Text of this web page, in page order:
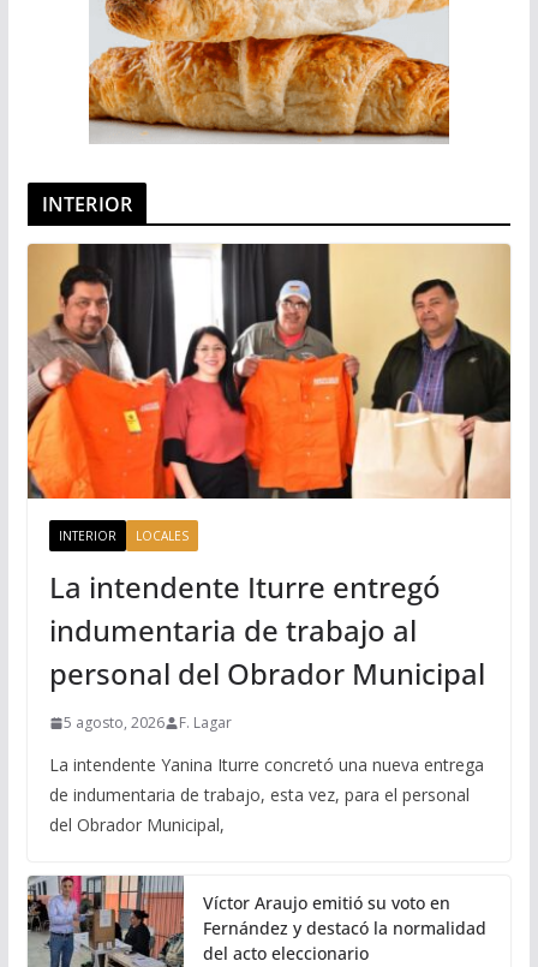
INTERIOR
INTERIOR LOCALES
La intendente Iturre entregó
indumentaria de trabajo al
personal del Obrador Municipal
5 agosto, 2026 F. Lagar
La intendente Yanina Iturre concretó una nueva entrega
de indumentaria de trabajo, esta vez, para el personal
del Obrador Municipal,
Víctor Araujo emitió su voto en
Fernández y destacó la normalidad
del acto eleccionario